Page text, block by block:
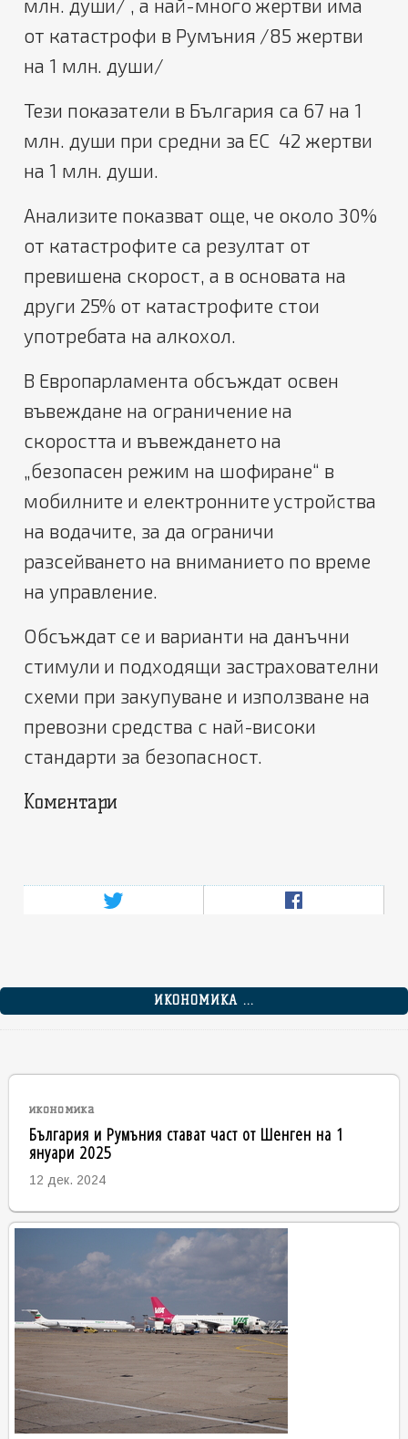
млн. души/ , а най-много жертви има
от катастрофи в Румъния /85 жертви
на 1 млн. души/
Тези показатели в България са 67 на 1
млн. души при средни за ЕС 42 жертви
на 1 млн. души.
Анализите показват още, че около 30%
от катастрофите са резултат от
превишена скорост, а в основата на
други 25% от катастрофите стои
употребата на алкохол.
В Европарламента обсъждат освен
въвеждане на ограничение на
скоростта и въвеждането на
„безопасен режим на шофиране“ в
мобилните и електронните устройства
на водачите, за да ограничи
разсейването на вниманието по време
на управление.
Обсъждат се и варианти на данъчни
стимули и подходящи застрахователни
схеми при закупуване и използване на
превозни средства с най-високи
стандарти за безопасност.
Коментари
ИКОНОМИКА ...
икономика
България и Румъния стават част от Шенген на 1
януари 2025
12 дек. 2024